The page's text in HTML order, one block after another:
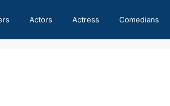
Actors Actress Comedians